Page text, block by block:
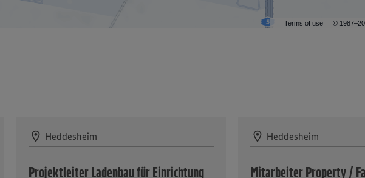
Terms of use ©
Heddesheim
Projektleiter Ladenbau für Einrichtung
Heddesheim
Mitarbeiter Property /